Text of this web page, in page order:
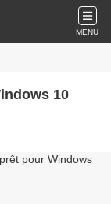
MENU
10